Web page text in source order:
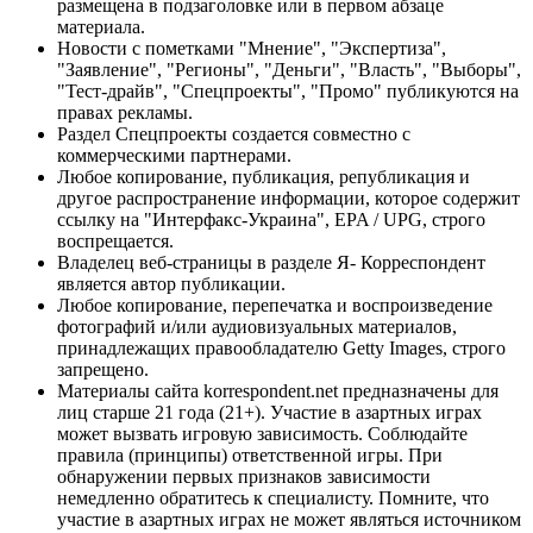
размещена в подзаголовке или в первом абзаце
материала.
Новости с пометками "Мнение", "Экспертиза",
"Заявление", "Регионы", "Деньги", "Власть", "Выборы",
"Тест-драйв", "Спецпроекты", "Промо" публикуются на
правах рекламы.
Раздел Спецпроекты создается совместно с
коммерческими партнерами.
Любое копирование, публикация, републикация и
другое распространение информации, которое содержит
ссылку на "Интерфакс-Украина", EPA / UPG, строго
воспрещается.
Владелец веб-страницы в разделе Я- Корреспондент
является автор публикации.
Любое копирование, перепечатка и воспроизведение
фотографий и/или аудиовизуальных материалов,
принадлежащих правообладателю Getty Images, строго
запрещено.
Материалы сайта korrespondent.net предназначены для
лиц старше 21 года (21+). Участие в азартных играх
может вызвать игровую зависимость. Соблюдайте
правила (принципы) ответственной игры. При
обнаружении первых признаков зависимости
немедленно обратитесь к специалисту. Помните, что
участие в азартных играх не может являться источником